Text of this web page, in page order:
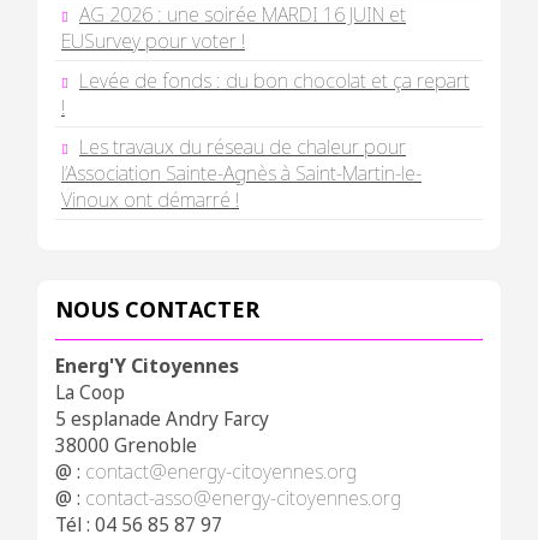
AG 2026 : une soirée MARDI 16 JUIN et
EUSurvey pour voter !
Levée de fonds : du bon chocolat et ça repart
!
Les travaux du réseau de chaleur pour
l’Association Sainte-Agnès à Saint-Martin-le-
Vinoux ont démarré !
NOUS CONTACTER
Energ'Y Citoyennes
La Coop
5 esplanade Andry Farcy
38000 Grenoble
@ : contact@energy-citoyennes.org
@ : contact-asso@energy-citoyennes.org
Tél : 04 56 85 87 97